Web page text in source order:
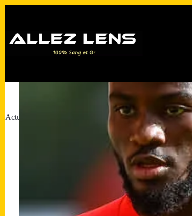
Actualités du RC Lens : mercato, matchs et infos en direct